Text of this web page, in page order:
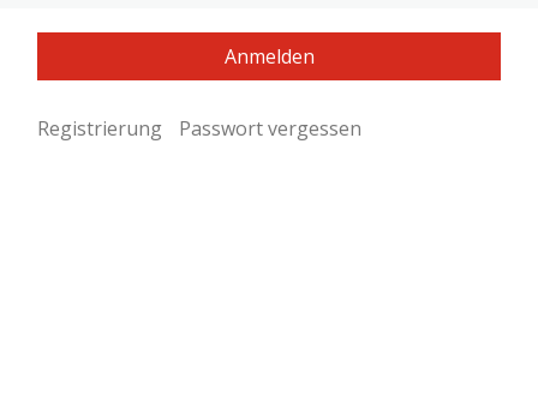
Registrierung Passwort vergessen